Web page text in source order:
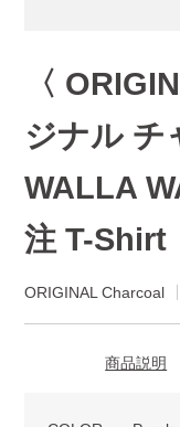
〈
ジナル チ
WALLA
注 T-Shirt
ORIGINAL Charcoal
商品説明